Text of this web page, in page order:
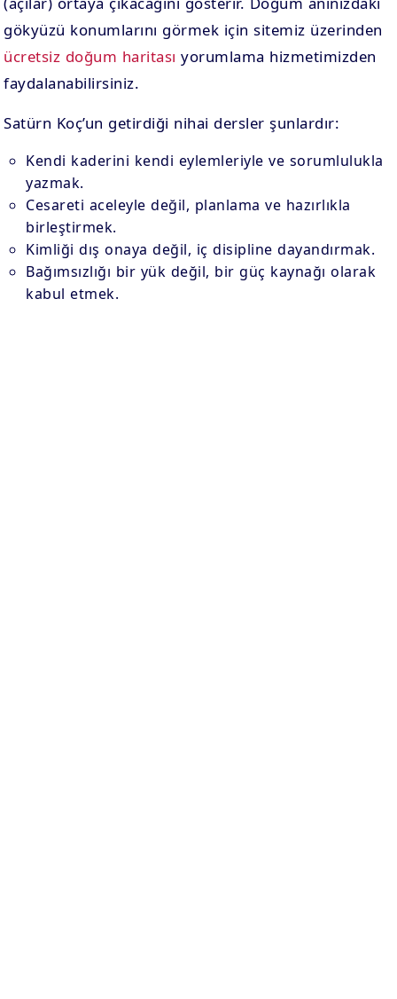
gökyüzü konumlarını görmek için sitemiz üzerinden
ücretsiz doğum haritası yorumlama hizmetimizden
faydalanabilirsiniz.
Satürn Koç’un getirdiği nihai dersler şunlardır:
Kendi kaderini kendi eylemleriyle ve sorumlulukla
yazmak.
Cesareti aceleyle değil, planlama ve hazırlıkla
birleştirmek.
Kimliği dış onaya değil, iç disipline dayandırmak.
Bağımsızlığı bir yük değil, bir güç kaynağı olarak
kabul etmek.